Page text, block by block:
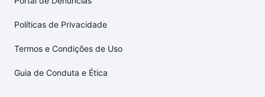
Políticas de Privacidade
Termos e Condições de Uso
Guia de Conduta e Ética